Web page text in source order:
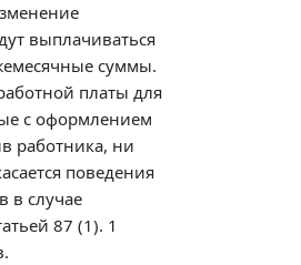
выплачиваться
суммы.
платы для
с оформлением
работника, ни
поведения
в случае
87 (1). 1